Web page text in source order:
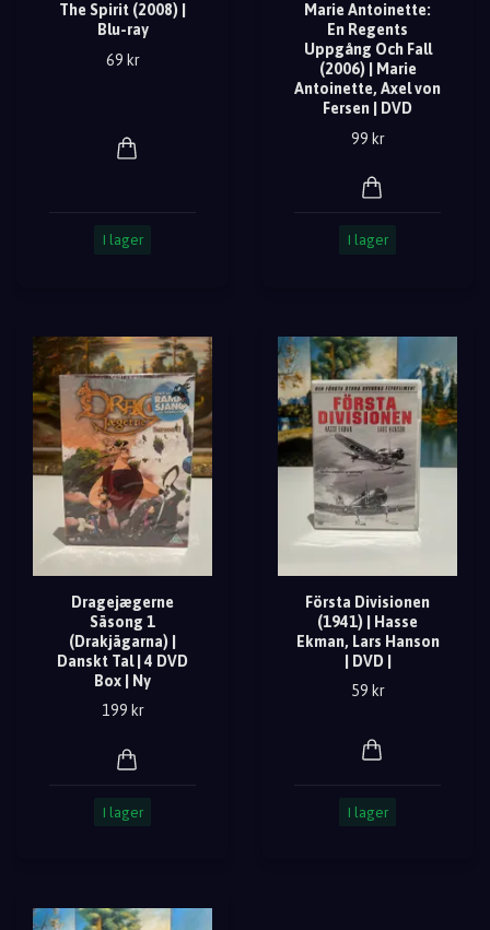
The Spirit (2008) |
Blu-ray
69 kr
I lager
Marie Antoinette:
En Regents
Uppgång Och Fall
(2006) | Marie
Antoinette, Axel von
Fersen | DVD
99 kr
I lager
Dragejægerne
Säsong 1
(Drakjägarna) |
Danskt Tal | 4 DVD
Box | Ny
199 kr
I lager
Första Divisionen
(1941) | Hasse
Ekman, Lars Hanson
| DVD |
59 kr
I lager